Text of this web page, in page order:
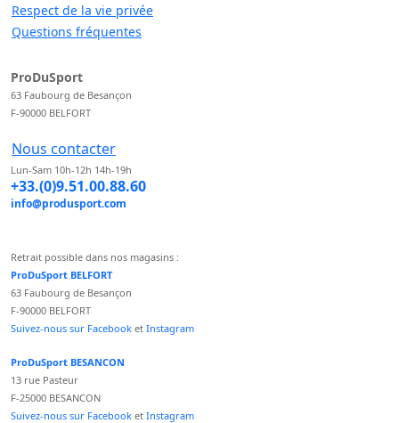
Respect de la vie privée
Questions fréquentes
ProDuSport
63 Faubourg de Besançon
F-90000 BELFORT
Nous contacter
Lun-Sam 10h-12h 14h-19h
+33.(0)9.51.00.88.60
info@produsport.com
Retrait possible dans nos magasins :
ProDuSport BELFORT
63 Faubourg de Besançon
F-90000 BELFORT
Suivez-nous sur Facebook et Instagram
ProDuSport BESANCON
13 rue Pasteur
F-25000 BESANCON
Suivez-nous sur Facebook et Instagram